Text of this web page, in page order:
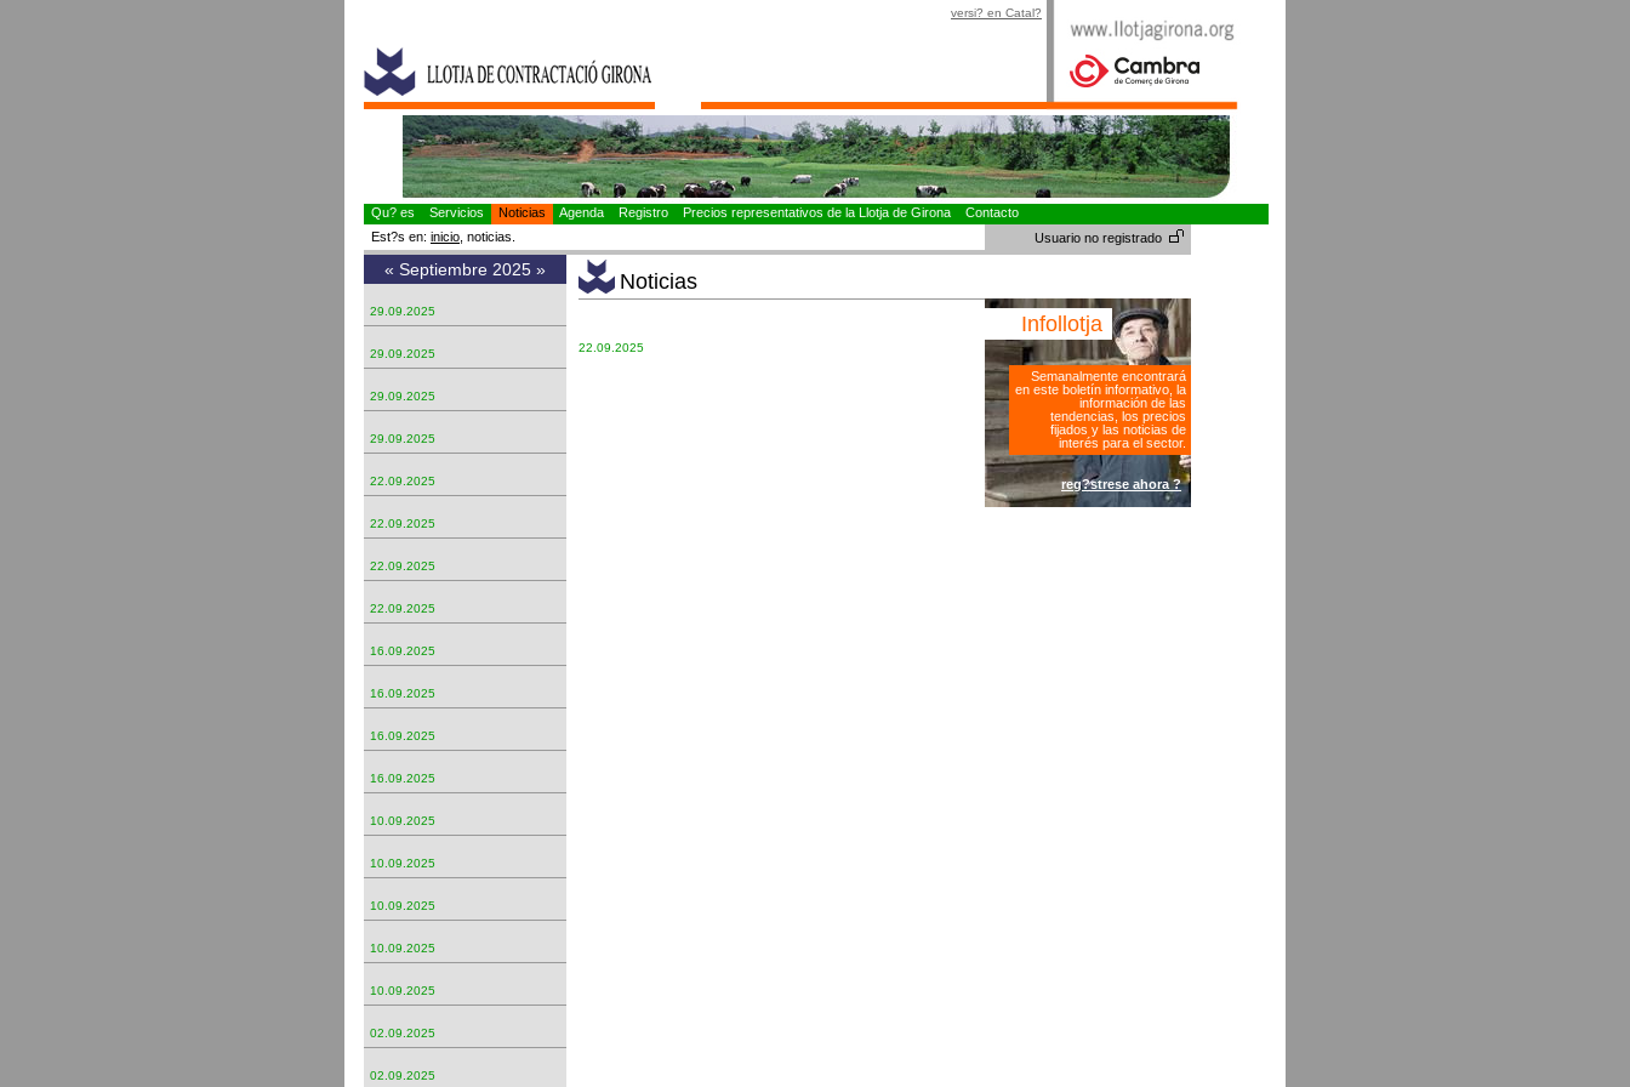
versi? en Catal?
Qu? es Servicios Noticias Agenda Registro Precios representativos de la Llotja de Girona
Contacto
Est?s en: inicio , noticias. Usuario no registrado
« Septiembre 2025 »
29.09.2025
29.09.2025
29.09.2025
29.09.2025
22.09.2025
22.09.2025
22.09.2025
22.09.2025
16.09.2025
16.09.2025
16.09.2025
16.09.2025
10.09.2025
10.09.2025
10.09.2025
10.09.2025
10.09.2025
02.09.2025
02.09.2025
Noticias
Infollotja
Semanalmente encontrará
en este boletín informativo, la
información de las
tendencias, los precios
fijados y las noticias de
interés para el sector.
reg?strese ahora ?
22.09.2025